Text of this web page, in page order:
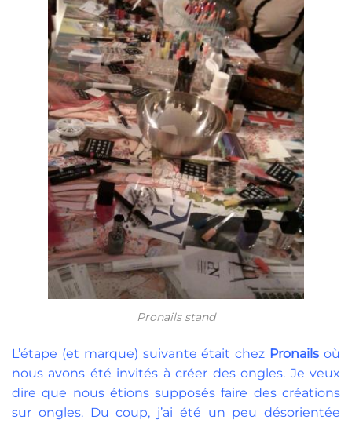
Pronails stand
L’étape (et marque) suivante était chez Pronails où
nous avons été invités à créer des ongles. Je veux
dire que nous étions supposés faire des créations
sur ongles. Du coup, j’ai été un peu désorientée